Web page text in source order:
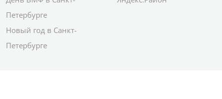
Петербурге
Новый год в Санкт-
Петербурге